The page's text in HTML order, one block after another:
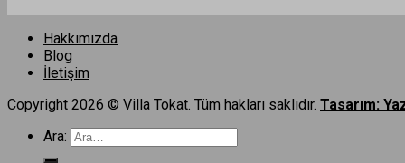
Hakkımızda
Blog
İletişim
Copyright 2026 © Villa Tokat. Tüm hakları saklıdır. Tasarım:
Ara: